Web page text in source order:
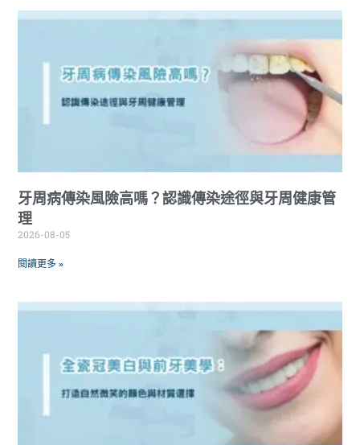
牙周病傳染風險高嗎？認識傳染途徑與牙周健康管
理
2026-08-05
閱讀更多 »